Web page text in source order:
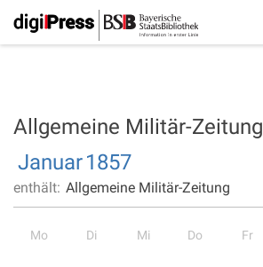
Allgemeine Militär-Zeitung
Januar1857
enthält: Allgemeine Militär-Zeitung
Mo Di Mi Do Fr